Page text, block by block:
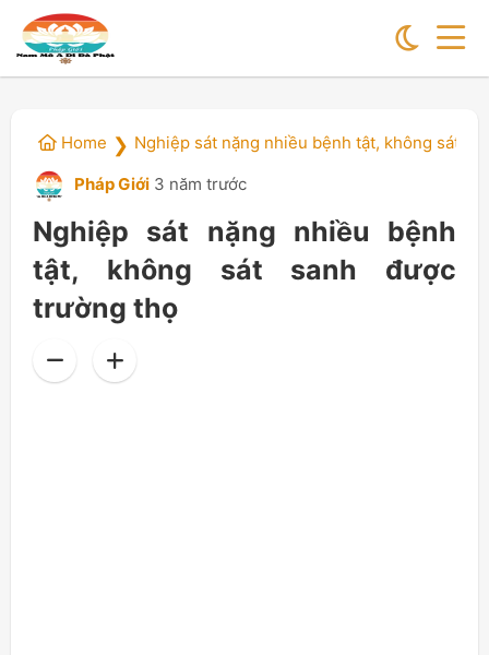
Home ❯ Nghiệp sát nặng nhiều bệnh tật, không sát
Pháp Giới 3 năm trước
Nghiệp sát nặng nhiều bệnh
tật, không sát sanh được
trường thọ